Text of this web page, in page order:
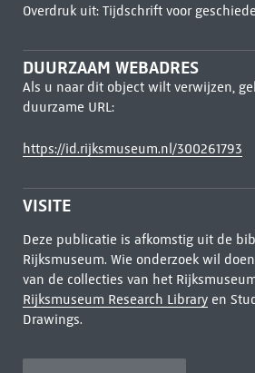
Overdruk uit: Tijdschrift voor
DUURZAAM WEBADRES
Als u naar dit object wilt verwijzen,
duurzame URL:
https://id.rijksmuseum.nl/300261793
VISITE
Deze publicatie is afkomstig uit de
Rijksmuseum. Wie onderzoek wil
van de collecties van het
Rijksmuseum Research Libraryen
Drawings.